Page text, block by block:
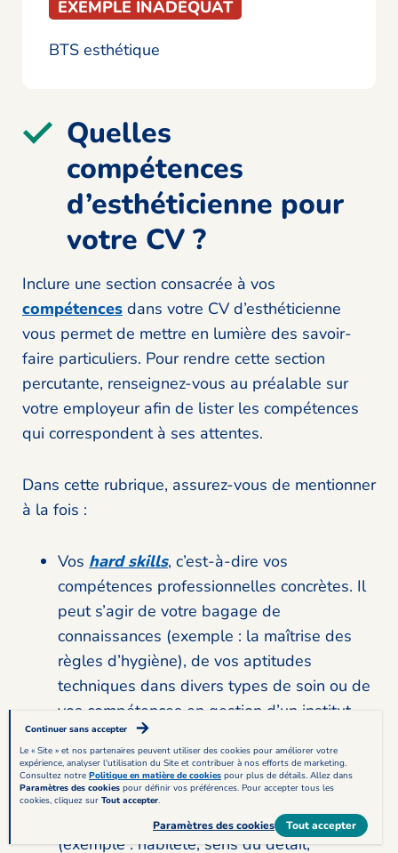
EXEMPLE INADÉQUAT
BTS esthétique
Quelles
compétences
d’esthéticienne pour
votre CV ?
Inclure une section consacrée à vos
compétences dans votre CV d’esthéticienne
vous permet de mettre en lumière des savoir-
faire particuliers. Pour rendre cette section
percutante, renseignez-vous au préalable sur
votre employeur afin de lister les compétences
qui correspondent à ses attentes.
Dans cette rubrique, assurez-vous de mentionner
à la fois :
Vos hard skills, c’est-à-dire vos
compétences professionnelles concrètes. Il
peut s’agir de votre bagage de
connaissances (exemple : la maîtrise des
règles d’hygiène), de vos aptitudes
techniques dans divers types de soin ou de
vos compétences en gestion d’un institut
(exemple : prise de rendez-vous, inventaire
des produits cosmétiques).
Vossoft skills, c’est-à-dire vos qualités
personnelles, à la fois sur le plan technique
(exemple : habileté, sens du détail,
Continuer sans accepter
Le « Site » et nos partenaires peuvent utiliser des cookies pour améliorer votre
expérience, analyser l'utilisation du Site et contribuer à nos efforts de marketing.
Consultez notre Politique en matière de cookies pour plus de détails. Allez dans
Paramètres des cookies pour définir vos préférences. Pour accepter tous les
cookies, cliquez sur Tout accepter.
Tout accepter
Paramètres des cookies